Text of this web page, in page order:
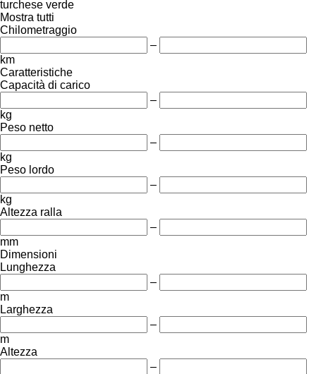
turchese verde
Mostra tutti
Chilometraggio
–
km
Caratteristiche
Capacità di carico
–
kg
Peso netto
–
kg
Peso lordo
–
kg
Altezza ralla
–
mm
Dimensioni
Lunghezza
–
m
Larghezza
–
m
Altezza
–